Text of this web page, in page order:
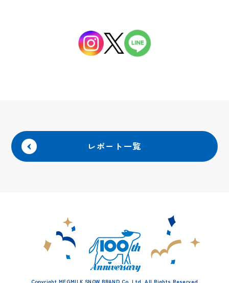
レポート一覧
Copyright MEGMILK SNOW BRAND Co.,Ltd. All Rights Reserved